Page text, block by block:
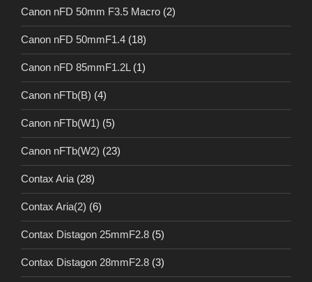
Canon nFD 50mm F3.5 Macro (2)
Canon nFD 50mmF1.4 (18)
Canon nFD 85mmF1.2L (1)
Canon nFTb(B) (4)
Canon nFTb(W1) (5)
Canon nFTb(W2) (23)
Contax Aria (28)
Contax Aria(2) (6)
Contax Distagon 25mmF2.8 (5)
Contax Distagon 28mmF2.8 (3)